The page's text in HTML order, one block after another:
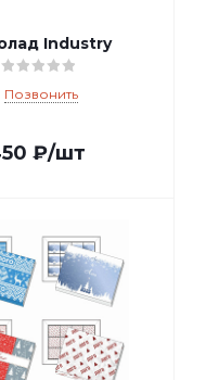
Industry
Позвонить
₽/шт